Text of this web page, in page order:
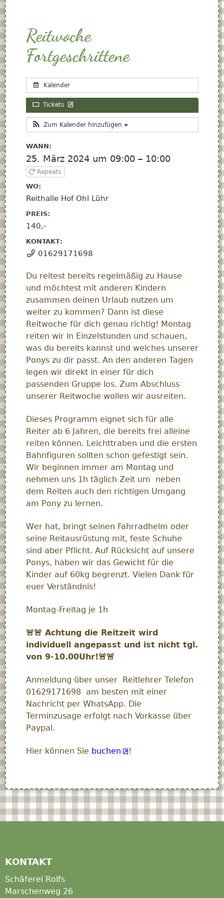
Reitwoche
Fortgeschrittene
Kalender
Tickets
Zum Kalender hinzufügen
WANN:
25. März 2024 um 09:00 – 10:00
Repeats
WO:
Reithalle Hof Ohl Lühr
PREIS:
140,-
KONTAKT:
01629171698
Du reitest bereits regelmäßig zu Hause
und möchtest mit anderen Kindern
zusammen deinen Urlaub nutzen um
weiter zu kommen? Dann ist diese
Reitwoche für dich genau richtig! Montag
reiten wir in Einzelstunden und schauen,
was du bereits kannst und welches unserer
Ponys zu dir passt. An den anderen Tagen
legen wir direkt in einer für dich
passenden Gruppe los. Zum Abschluss
unserer Reitwoche wollen wir ausreiten.
Dieses Programm eignet sich für alle
Reiter ab 6 Jahren, die bereits frei alleine
reiten können. Leichttraben und die ersten
Bahnfiguren sollten schon gefestigt sein.
Wir beginnen immer am Montag und
nehmen uns 1h täglich Zeit um neben
dem Reiten auch den richtigen Umgang
am Pony zu lernen.
Wer hat, bringt seinen Fahrradhelm oder
seine Reitausrüstung mit, feste Schuhe
sind aber Pflicht. Auf Rücksicht auf unsere
Ponys, haben wir das Gewicht für die
Kinder auf 60kg begrenzt. Vielen Dank für
euer Verständnis!
Montag-Freitag je 1h
🚨🚨 Achtung die Reitzeit wird
individuell angepasst und ist nicht tgl.
von 9-10.00Uhr!🚨🚨
Anmeldung über unser Reitlehrer Telefon
01629171698 am besten mit einer
Nachricht per WhatsApp. Die
Terminzusage erfolgt nach Vorkasse über
Paypal.
Hier können Sie buchen !
KONTAKT
Schäferei Rolfs
Marschenweg 26